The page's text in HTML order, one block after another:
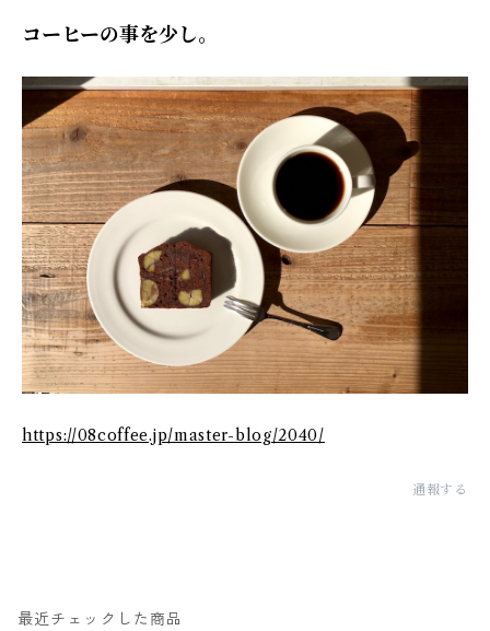
コーヒーの事を少し。
https://08coffee.jp/master-blog/2040/
通報する
最近チェックした商品